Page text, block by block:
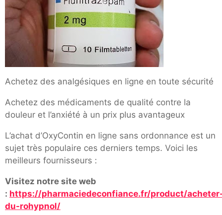
Achetez des analgésiques en ligne en toute sécurité
Achetez des médicaments de qualité contre la
douleur et l’anxiété à un prix plus avantageux
L’achat d’OxyContin en ligne sans ordonnance est un
sujet très populaire ces derniers temps. Voici les
meilleurs fournisseurs :
Visitez notre site web
: https://pharmaciedeconfiance.fr/product/
du-rohypnol/